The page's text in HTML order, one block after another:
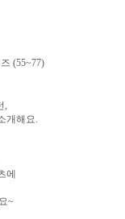
(55~77)
,
개해요.
에
~